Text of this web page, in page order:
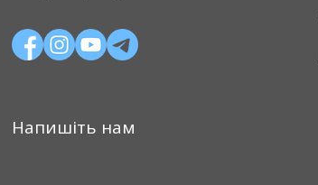
Напишіть нам